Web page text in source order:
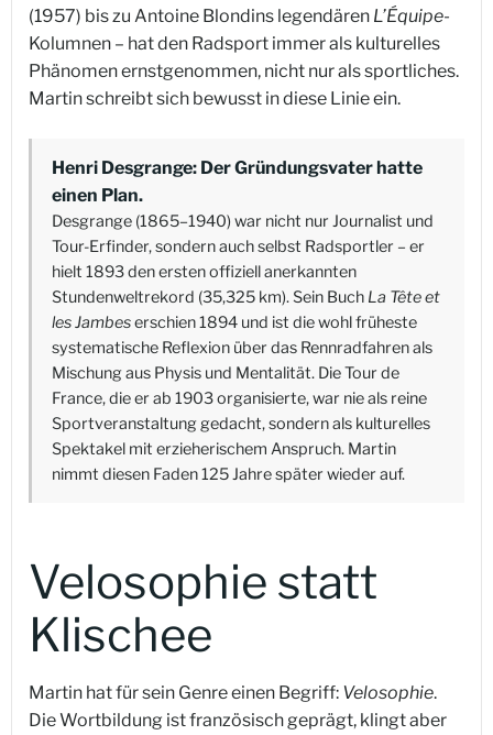
(1957) bis zu Antoine Blondins legendären L’Équipe-
Kolumnen – hat den Radsport immer als kulturelles
Phänomen ernstgenommen, nicht nur als sportliches.
Martin schreibt sich bewusst in diese Linie ein.
Henri Desgrange: Der Gründungsvater hatte
einen Plan.
Desgrange (1865–1940) war nicht nur Journalist und
Tour-Erfinder, sondern auch selbst Radsportler – er
hielt 1893 den ersten offiziell anerkannten
Stundenweltrekord (35,325 km). Sein Buch La Tête et
les Jambeserschien 1894 und ist die wohl früheste
systematische Reflexion über das Rennradfahren als
Mischung aus Physis und Mentalität. Die Tour de
France, die er ab 1903 organisierte, war nie als reine
Sportveranstaltung gedacht, sondern als kulturelles
Spektakel mit erzieherischem Anspruch. Martin
nimmt diesen Faden 125 Jahre später wieder auf.
Velosophie statt
Klischee
Martin hat für sein Genre einen Begriff: Velosophie.
Die Wortbildung ist französisch geprägt, klingt aber